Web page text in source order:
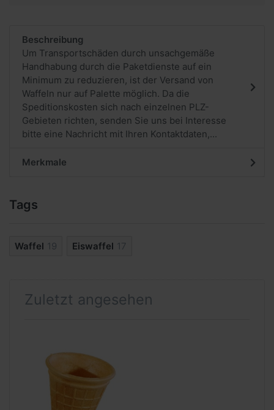
Beschreibung
Um Transportschäden durch unsachgemäße
Handhabung durch die Paketdienste auf ein
Minimum zu reduzieren, ist der Versand von
Waffeln nur auf Palette möglich. Da die
Speditionskosten sich nach einzelnen PLZ-
Gebieten richten, senden Sie uns bei Interesse
bitte eine Nachricht mit Ihren Kontaktdaten,...
Merkmale
Tags
Waffel 19 Eiswaffel 17
Zuletzt angesehen